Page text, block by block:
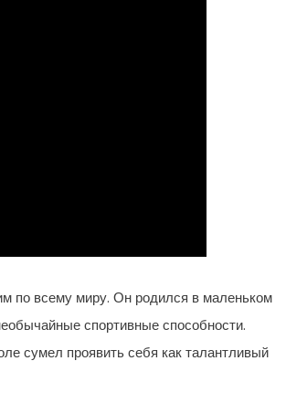
по всему миру. Он родился в маленьком
спортивные способности.
сумел проявить себя как талантливый